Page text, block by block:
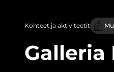
Kohteet ja aktiviteetit